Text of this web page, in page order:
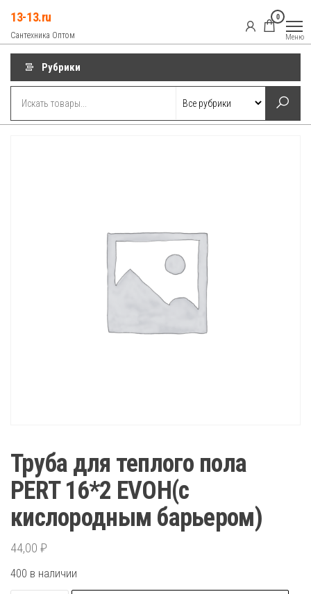
содержимому
13-13.ru
Сантехника Оптом
0
Меню
Рубрики
Труба для теплого пола
PERT 16*2 EVOH(с
кислородным барьером)
44,00 ₽
400 в наличии